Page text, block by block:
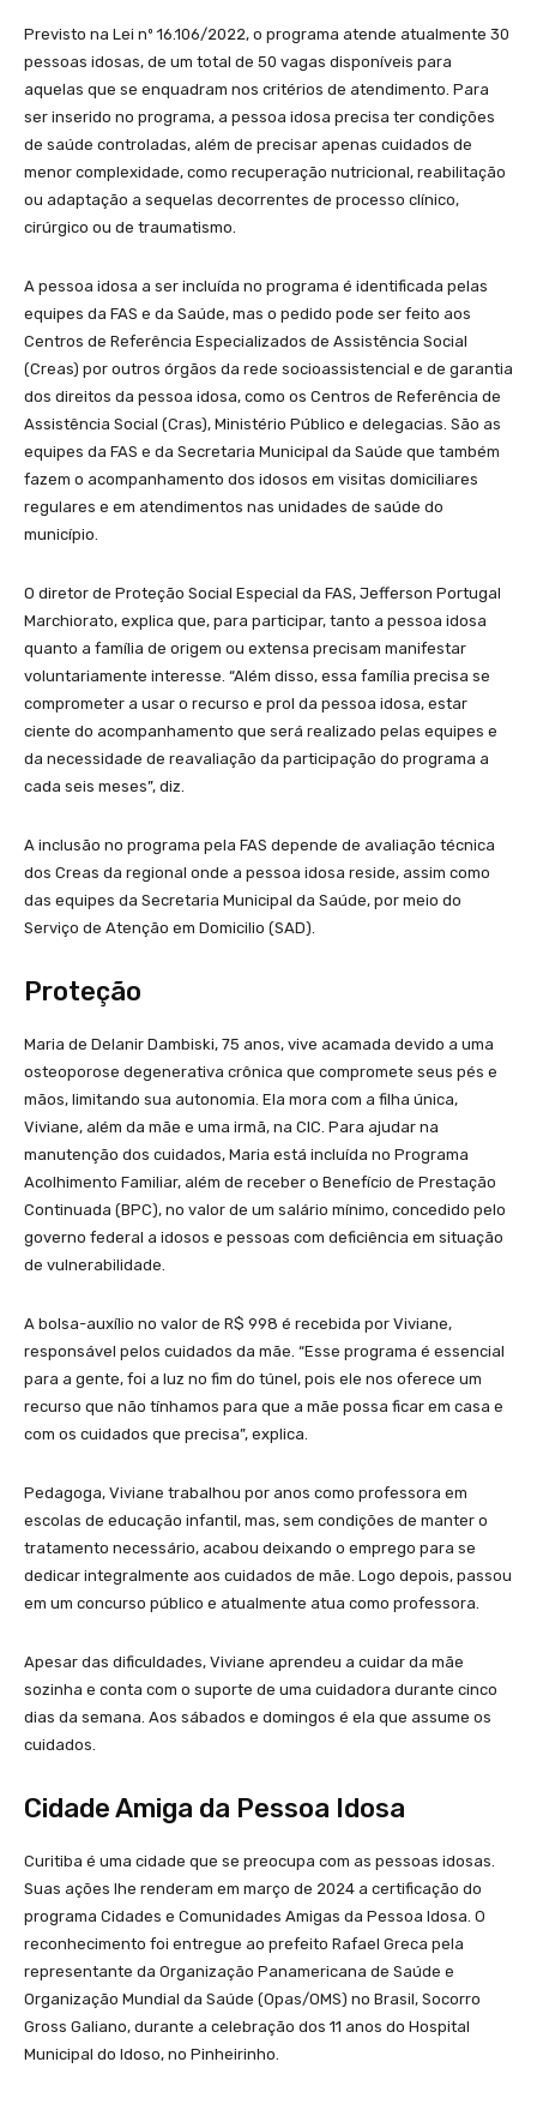
Previsto na Lei nº 16.106/2022, o programa atende atualmente 30
pessoas idosas, de um total de 50 vagas disponíveis para
aquelas que se enquadram nos critérios de atendimento. Para
ser inserido no programa, a pessoa idosa precisa ter condições
de saúde controladas, além de precisar apenas cuidados de
menor complexidade, como recuperação nutricional, reabilitação
ou adaptação a sequelas decorrentes de processo clínico,
cirúrgico ou de traumatismo.
A pessoa idosa a ser incluída no programa é identificada pelas
equipes da FAS e da Saúde, mas o pedido pode ser feito aos
Centros de Referência Especializados de Assistência Social
(Creas) por outros órgãos da rede socioassistencial e de garantia
dos direitos da pessoa idosa, como os Centros de Referência de
Assistência Social (Cras), Ministério Público e delegacias. São as
equipes da FAS e da Secretaria Municipal da Saúde que também
fazem o acompanhamento dos idosos em visitas domiciliares
regulares e em atendimentos nas unidades de saúde do
município.
O diretor de Proteção Social Especial da FAS, Jefferson Portugal
Marchiorato, explica que, para participar, tanto a pessoa idosa
quanto a família de origem ou extensa precisam manifestar
voluntariamente interesse. “Além disso, essa família precisa se
comprometer a usar o recurso e prol da pessoa idosa, estar
ciente do acompanhamento que será realizado pelas equipes e
da necessidade de reavaliação da participação do programa a
cada seis meses”, diz.
A inclusão no programa pela FAS depende de avaliação técnica
dos Creas da regional onde a pessoa idosa reside, assim como
das equipes da Secretaria Municipal da Saúde, por meio do
Serviço de Atenção em Domicilio (SAD).
Proteção
Maria de Delanir Dambiski, 75 anos, vive acamada devido a uma
osteoporose degenerativa crônica que compromete seus pés e
mãos, limitando sua autonomia. Ela mora com a filha única,
Viviane, além da mãe e uma irmã, na CIC. Para ajudar na
manutenção dos cuidados, Maria está incluída no Programa
Acolhimento Familiar, além de receber o Benefício de Prestação
Continuada (BPC), no valor de um salário mínimo, concedido pelo
governo federal a idosos e pessoas com deficiência em situação
de vulnerabilidade.
A bolsa-auxílio no valor de R$ 998 é recebida por Viviane,
responsável pelos cuidados da mãe. “Esse programa é essencial
para a gente, foi a luz no fim do túnel, pois ele nos oferece um
recurso que não tínhamos para que a mãe possa ficar em casa e
com os cuidados que precisa”, explica.
Pedagoga, Viviane trabalhou por anos como professora em
escolas de educação infantil, mas, sem condições de manter o
tratamento necessário, acabou deixando o emprego para se
dedicar integralmente aos cuidados de mãe. Logo depois, passou
em um concurso público e atualmente atua como professora.
Apesar das dificuldades, Viviane aprendeu a cuidar da mãe
sozinha e conta com o suporte de uma cuidadora durante cinco
dias da semana. Aos sábados e domingos é ela que assume os
cuidados.
Cidade Amiga da Pessoa Idosa
Curitiba é uma cidade que se preocupa com as pessoas idosas.
Suas ações lhe renderam em março de 2024 a certificação do
programa Cidades e Comunidades Amigas da Pessoa Idosa. O
reconhecimento foi entregue ao prefeito Rafael Greca pela
representante da Organização Panamericana de Saúde e
Organização Mundial da Saúde (Opas/OMS) no Brasil, Socorro
Gross Galiano, durante a celebração dos 11 anos do Hospital
Municipal do Idoso, no Pinheirinho.